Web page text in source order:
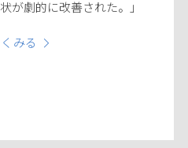
が劇的に改善された。」
みる